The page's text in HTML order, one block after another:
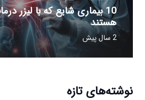
10 بیماری شایع که با لیزر
هستند
2 سال پیش
نوشته‌های تازه